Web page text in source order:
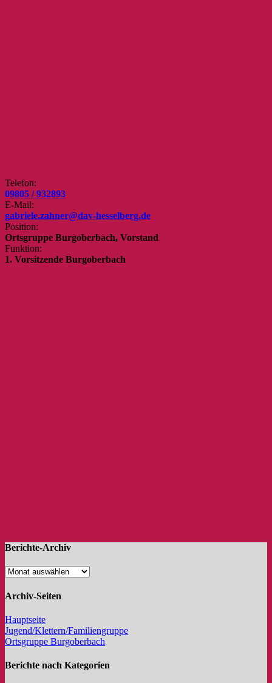
Telefon:
09805 / 932893
E-Mail:
gabriele.zahner@dav-hesselberg.de
Position:
Ortsgruppe Burgoberbach, Vorstand
Funktion:
1. Vorsitzende Burgoberbach
Berichte-Archiv
Archiv-Seiten
Hauptseite
Jugend/Klettern/Familiengruppe
Ortsgruppe Burgoberbach
Berichte nach Kategorien